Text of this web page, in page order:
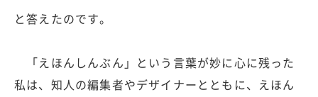
と答えたのです。
「えほんしんぶん」という言葉が妙に心に残った
私は、知人の編集者やデザイナーとともに、えほん